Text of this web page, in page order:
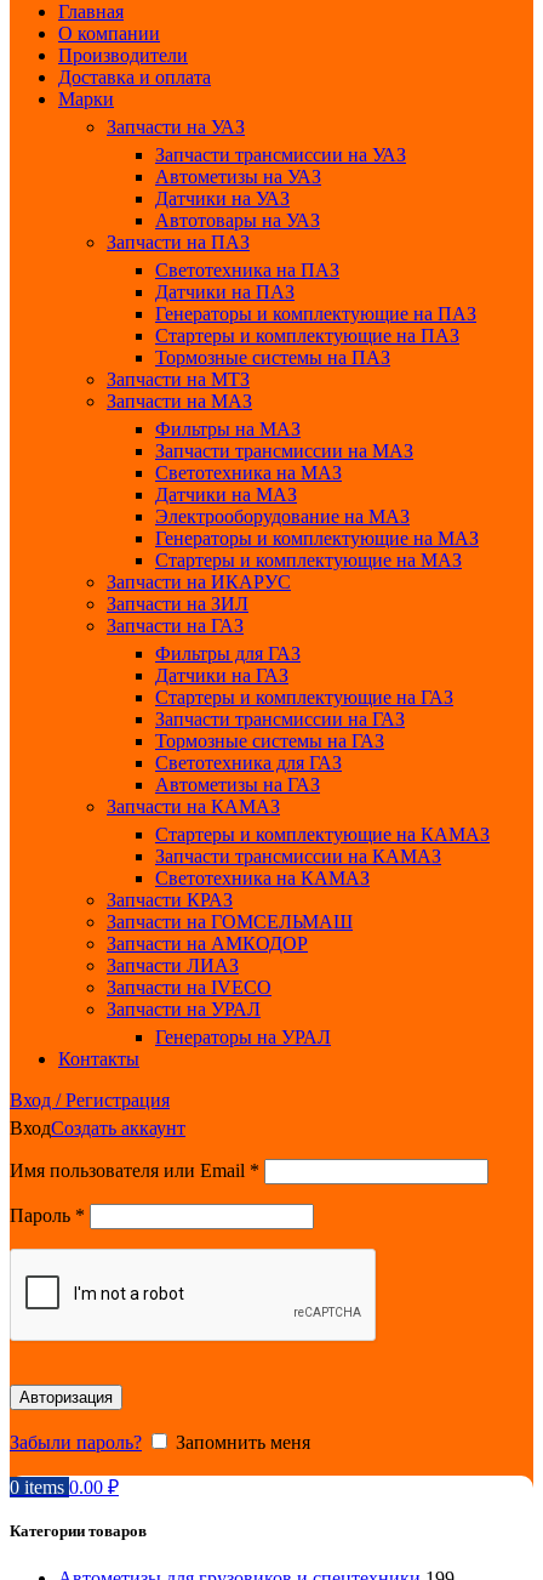
Главная
О компании
Производители
Доставка и оплата
Марки
Запчасти на УАЗ
Запчасти трансмиссии на УАЗ
Автометизы на УАЗ
Датчики на УАЗ
Автотовары на УАЗ
Запчасти на ПАЗ
Светотехника на ПАЗ
Датчики на ПАЗ
Генераторы и комплектующие на ПАЗ
Стартеры и комплектующие на ПАЗ
Тормозные системы на ПАЗ
Запчасти на МТЗ
Запчасти на МАЗ
Фильтры на МАЗ
Запчасти трансмиссии на МАЗ
Светотехника на МАЗ
Датчики на МАЗ
Электрооборудование на МАЗ
Генераторы и комплектующие на МАЗ
Стартеры и комплектующие на МАЗ
Запчасти на ИКАРУС
Запчасти на ЗИЛ
Запчасти на ГАЗ
Фильтры для ГАЗ
Датчики на ГАЗ
Стартеры и комплектующие на ГАЗ
Запчасти трансмиссии на ГАЗ
Тормозные системы на ГАЗ
Светотехника для ГАЗ
Автометизы на ГАЗ
Запчасти на КАМАЗ
Стартеры и комплектующие на КАМАЗ
Запчасти трансмиссии на КАМАЗ
Светотехника на КАМАЗ
Запчасти КРАЗ
Запчасти на ГОМСЕЛЬМАШ
Запчасти на АМКОДОР
Запчасти ЛИАЗ
Запчасти на IVECO
Запчасти на УРАЛ
Генераторы на УРАЛ
Контакты
Вход / Регистрация
ВходСоздать аккаунт
Имя пользователя или Email *
Пароль *
Авторизация
Забыли пароль? Запомнить меня
0 items 0.00 ₽
Категории товаров